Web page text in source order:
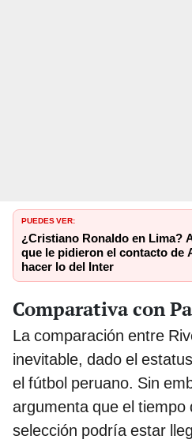
PUEDES VER:
¿Cristiano Ronaldo en Lima?
que le pidieron el contacto de
hacer lo del Inter
Comparativa con
La comparación entre
inevitable, dado el
el fútbol peruano. Sin
argumenta que el tiempo
selección podría estar